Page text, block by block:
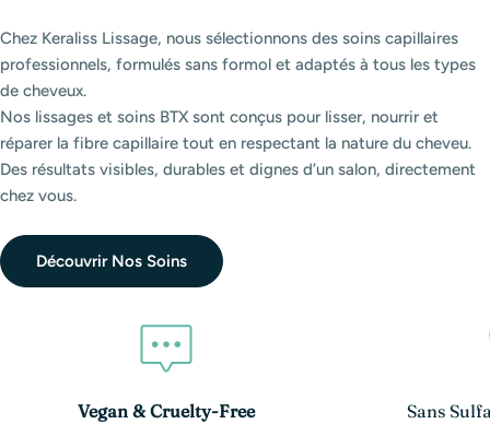
Chez Keraliss Lissage, nous sélectionnons des soins capillaires
professionnels, formulés sans formol et adaptés à tous les types
de cheveux.
Nos lissages et soins BTX sont conçus pour lisser, nourrir et
réparer la fibre capillaire tout en respectant la nature du cheveu.
Des résultats visibles, durables et dignes d’un salon, directement
chez vous.
Découvrir Nos Soins
Vegan & Cruelty-Free Sans